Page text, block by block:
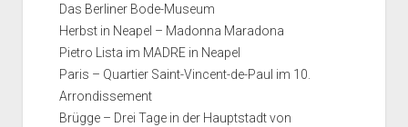
Das Berliner Bode-Museum
Herbst in Neapel – Madonna Maradona
Pietro Lista im MADRE in Neapel
Paris – Quartier Saint-Vincent-de-Paul im 10.
Arrondissement
Brügge – Drei Tage in der Hauptstadt von